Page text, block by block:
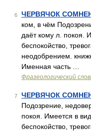
6 ЧЕРВЯЧОК
ком, в чём
даёт кому л. покоя.
беспокойство,
неодобрением.
Именная часть …
Фразеологический
7 ЧЕРВЯЧОК
Подозрение,
покоя. Имеется в
беспокойство,